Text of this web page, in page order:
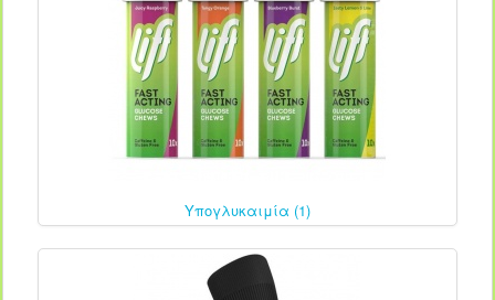
Υπογλυκαιμία (1)